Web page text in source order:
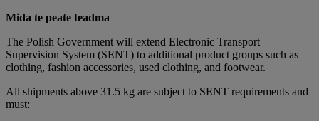
Mida te peate teadma
The Polish Government will extend Electronic Transport
Supervision System (SENT) to additional product groups such as
clothing, fashion accessories, used clothing, and footwear.
All shipments above 31.5 kg are subject to SENT requirements and
must: